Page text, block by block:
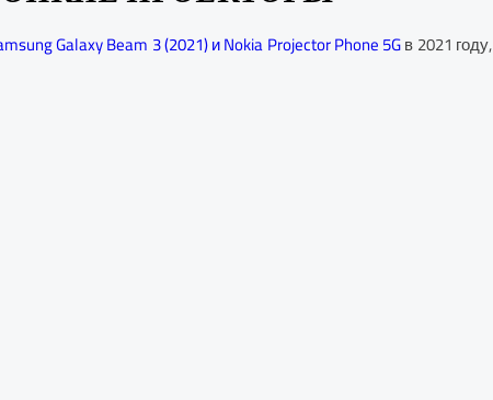
Galaxy Beam 3 (2021) и Nokia Projector Phone 5Gв 2021 году,